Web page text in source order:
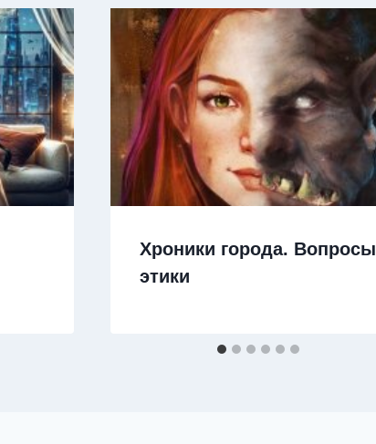
Хроники города. Вопросы
этики